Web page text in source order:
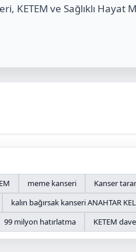
KETEM ve Sağlıklı
meme kanseri Kanser
kalın bağırsak kanseri ANAHTAR
99 milyon hatırlatma KETEM